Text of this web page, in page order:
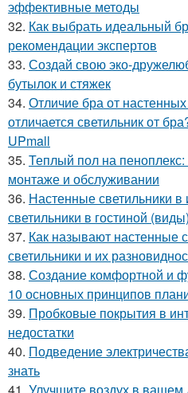
эффективные методы
32. Как выбрать идеальный
рекомендации экспертов
33. Создай свою эко-
бутылок и стяжек
34. Отличие бра от
отличается светильник от
UPmall
35. Теплый пол на пеноплекс:
монтаже и обслуживании
36. Настенные светильники
светильники в гостиной (виды)
37. Как называют настенные
светильники и их
38. Создание комфортной и
10 основных принципов
39. Пробковые покрытия в
недостатки
40. Подведение
знать
41. Улучшите воздух в